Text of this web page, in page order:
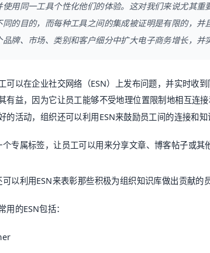
使用同一工具个性化他们的体验。这对我们来说尤其
同的目的，而每种工具之间的集成被证明是有限的，
品牌、市场、类别和客户细分中扩大电子商务增长，并
可以在企业社交网络（ESN）上发布问题，并实时收
有益，因为它让员工能够不受地理位置限制地相互连接
的活动，组织还可以利用ESN来鼓励员工间的连接和知
个专属标签，让员工可以用来分享文章、博客帖子或其
可以利用ESN来表彰那些积极为组织知识库做出贡献的员
用的ESN包括：